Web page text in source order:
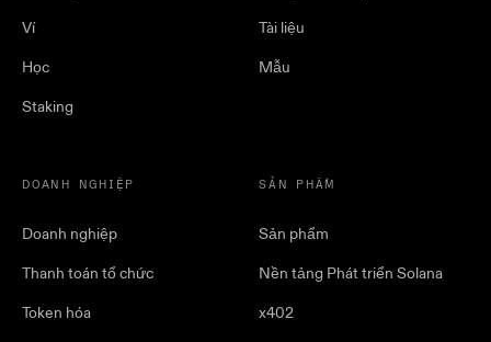
Ví
Học
Staking
Tài liệu
Mẫu
DOANH NGHIỆP
Doanh nghiệp
Thanh toán tổ chức
Token hóa
SẢN PHẨM
Sản phẩm
Nền tảng Phát triển Solana
x402